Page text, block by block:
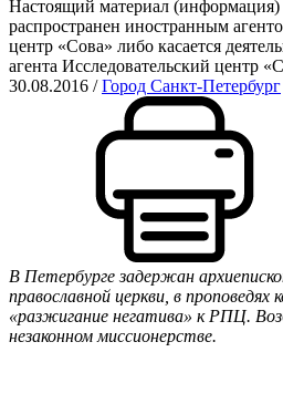
Настоящий материал
распространен иностранным
центр «Сова» либо касается
агента Исследовательский центр
30.08.2016 /Город Санкт-Петербург
В Петербурге задержан
православной церкви, в проповедях
«разжигание негатива» к РПЦ.
незаконном миссионерстве.